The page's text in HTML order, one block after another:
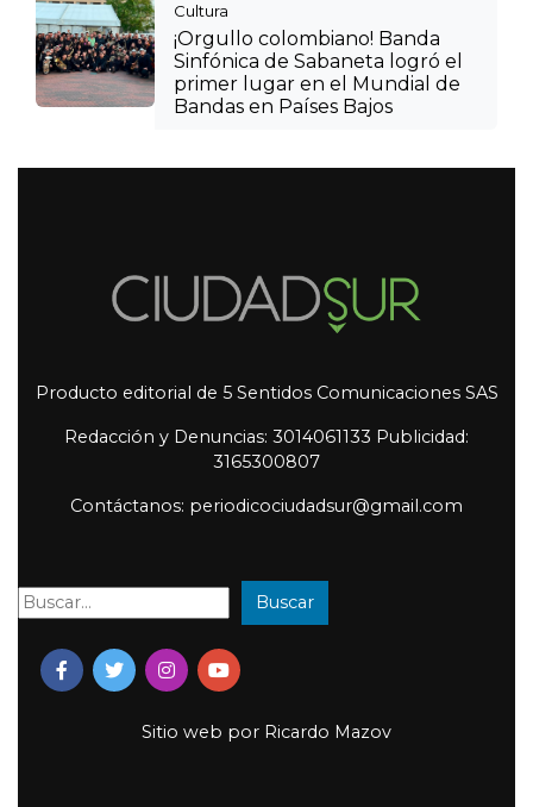
Cultura
¡Orgullo colombiano! Banda
Sinfónica de Sabaneta logró el
primer lugar en el Mundial de
Bandas en Países Bajos
Producto editorial de 5 Sentidos Comunicaciones SAS
Redacción y Denuncias: 3014061133 Publicidad:
3165300807
Contáctanos: periodicociudadsur@gmail.com
Buscar: Buscar
Sitio web por Ricardo Mazov